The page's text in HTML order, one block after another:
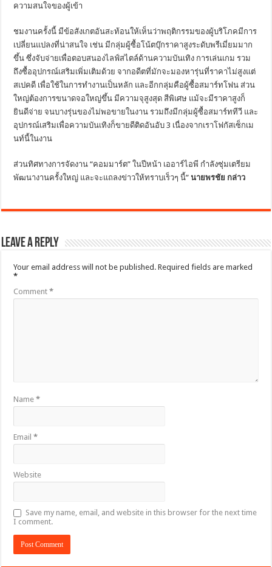
ความสนใจของผู้เข้า
ชมงานครั้งนี้ มีข้อสังเกตอันสะท้อนให้เห็นว่าพฤติกรรมของผู้บริโภคมีการ
เปลี่ยนแปลงที่น่าสนใจ เช่น มีกลุ่มผู้ซื้อโน้ตบุ๊กราคาสูงระดับพรีเมี่ยมมาก
ขึ้น ซึ่งจับจ่ายเพื่อตอบสนองไลฟ์สไตล์ด้านความบันเทิง การเล่นเกม รวม
ถึงซื้ออุปกรณ์เสริมเพิ่มเติมด้วย จากอดีตที่มักจะมองหารุ่นที่ราคาไม่สูงแต่
สเปคดี เพื่อใช้ในการทำงานเป็นหลัก และอีกกลุ่มคือผู้ซื้อสมาร์ทโฟน ส่วน
ใหญ่ต้องการขนาดจอใหญ่ขึ้น มีความจุสูงสุด สีพิเศษ แม้จะมีราคาสูงก็
ยินดีจ่าย จนบางรุ่นของไม่พอขายในงาน รวมถึงมีกลุ่มผู้ซื้อสมาร์ททีวี และ
อุปกรณ์เสริมเพื่อความบันเทิงก็ขายดีติดอันอับ 3 เนื่องจากเราโฟกัสเซ็กเม
นท์นี้ในงาน
ส่วนทิศทางการจัดงาน “คอมมาร์ต” ในปีหน้า เออาร์ไอพี กำลังซุ่มเตรียม
พัฒนางานครั้งใหญ่ และจะแถลงข่าวให้ทราบเร็วๆ นี้”นายพรชัย กล่าว
Leave a Reply
Your email address will not be published. Required fields are marked
*
Comment*
Name*
Email*
Website
Save my name, email, and website in this browser for the next time
I comment.